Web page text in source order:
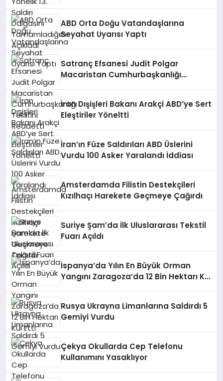
ABD Orta Doğu Vatandaşlarına
Seyahat Uyarısı Yaptı
Satranç Efsanesi Judit Polgar
Macaristan Cumhurbaşkanlığı
İran Dışişleri Bakanı Arakçi ABD’ye Sert
Eleştiriler Yöneltti
İran’ın Füze Saldırıları ABD Üslerini
Vurdu 100 Asker Yaralandı İddiası
Amsterdamda Filistin Destekçileri
Kızılhaçı Harekete Geçmeye Çağırdı
Suriye Şam’da İlk Uluslararası Tekstil
Fuarı Açıldı
İspanya’da Yılın En Büyük Orman
Yangını Zaragoza’da 12 Bin Hektarı Kül
Rusya Ukrayna Limanlarına Saldırdı 5
Gemiyi Vurdu
Çekya Okullarda Cep Telefonu
Kullanımını Yasaklıyor